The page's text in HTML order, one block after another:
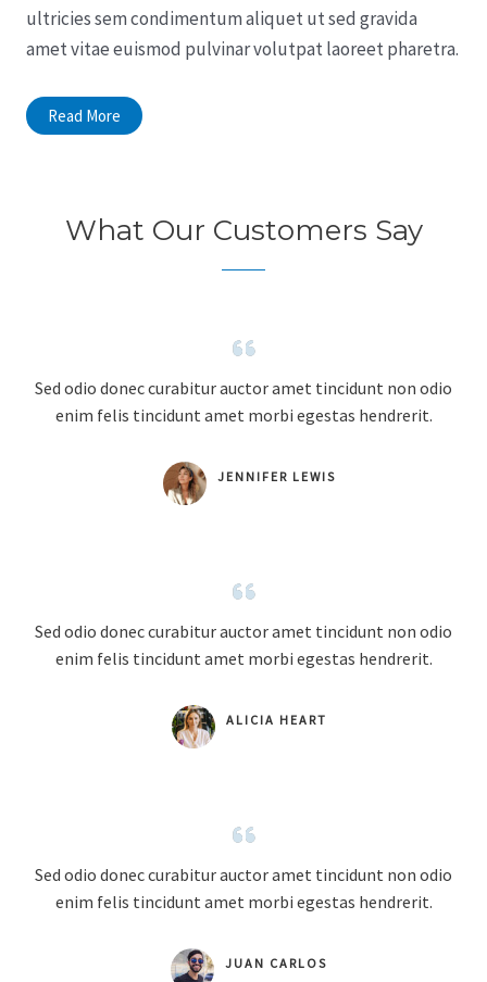
ultricies sem condimentum aliquet ut sed gravida
amet vitae euismod pulvinar volutpat laoreet pharetra.
Read More
What Our Customers Say
Sed odio donec curabitur auctor amet tincidunt non odio
enim felis tincidunt amet morbi egestas hendrerit.
JENNIFER LEWIS
Sed odio donec curabitur auctor amet tincidunt non odio
enim felis tincidunt amet morbi egestas hendrerit.
ALICIA HEART
Sed odio donec curabitur auctor amet tincidunt non odio
enim felis tincidunt amet morbi egestas hendrerit.
JUAN CARLOS